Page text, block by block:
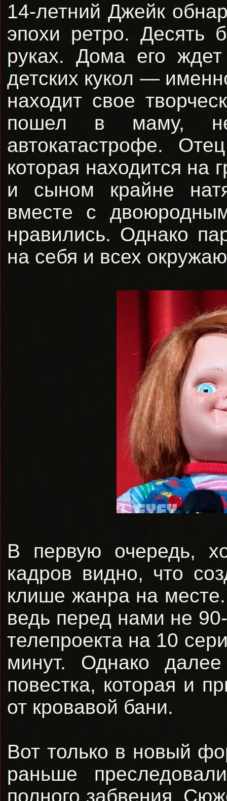
14-летний Джейк
эпохи ретро. Десять
руках. Дома его
детских кукол —
находит свое
пошел в маму,
автокатастрофе.
которая находится на
и сыном крайне
вместе с
нравились. Однако
на себя и всех
В первую очередь,
кадров видно, что
клише жанра на
ведь перед нами не
телепроекта на 10
минут. Однако далее
повестка, которая и
от кровавой бани.
Вот только в новый
раньше
полного забвения.